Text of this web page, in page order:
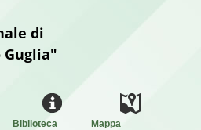
di
Guglia"
Mappa
Biblioteca